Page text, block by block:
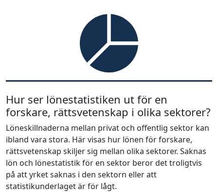
Hur ser lönestatistiken ut för en
forskare, rättsvetenskap i olika sektorer?
Löneskillnaderna mellan privat och offentlig sektor kan
ibland vara stora. Här visas hur lönen för forskare,
rättsvetenskap skiljer sig mellan olika sektorer. Saknas
lön och lönestatistik för en sektor beror det troligtvis
på att yrket saknas i den sektorn eller att
statistikunderlaget är för lågt.